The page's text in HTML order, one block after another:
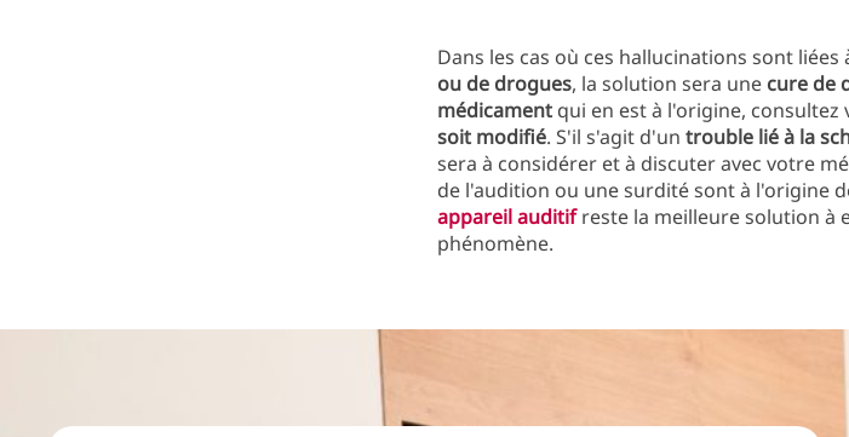
Dans les cas où ces hallucinations sont liées
ou de drogues, la solution sera une cure de
médicament qui en est à l'origine,
soit modifié. S'il s'agit d'un trouble lié à la
sera à considérer et à discuter avec votre
de l'audition ou une surdité sont à l'origine
appareil auditifreste la meilleure solution à
phénomène.